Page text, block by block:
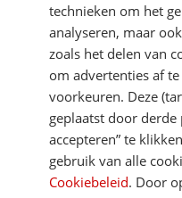
DIRECT NAAR
MEER ACSI FREELIFE
technieken om het
analyseren, maar
zoals het delen van
om advertenties af
voorkeuren. Deze
geplaatst door derde
accepteren” te
gebruik van alle
Cookiebeleid. Door